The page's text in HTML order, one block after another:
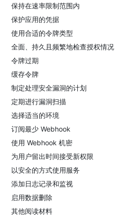
保持在速率限制范围内
保护应用的凭据
使用合适的令牌类型
全面、持久且频繁地检查授权情况
令牌过期
缓存令牌
制定处理安全漏洞的计划
定期进行漏洞扫描
选择适当的环境
订阅最少 Webhook
使用 Webhook 机密
为用户留出时间接受新权限
以安全的方式使用服务
添加日志记录和监视
启用数据删除
其他阅读材料